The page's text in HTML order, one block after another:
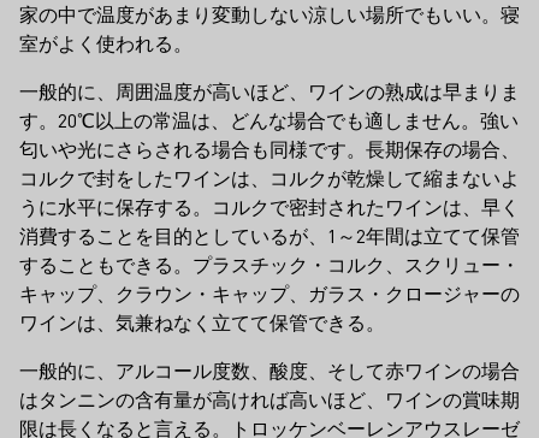
家の中で温度があまり変動しない涼しい場所でもいい。寝
室がよく使われる。
一般的に、周囲温度が高いほど、ワインの熟成は早まりま
す。20℃以上の常温は、どんな場合でも適しません。強い
匂いや光にさらされる場合も同様です。長期保存の場合、
コルクで封をしたワインは、コルクが乾燥して縮まないよ
うに水平に保存する。コルクで密封されたワインは、早く
消費することを目的としているが、1～2年間は立てて保管
することもできる。プラスチック・コルク、スクリュー・
キャップ、クラウン・キャップ、ガラス・クロージャーの
ワインは、気兼ねなく立てて保管できる。
一般的に、アルコール度数、酸度、そして赤ワインの場合
はタンニンの含有量が高ければ高いほど、ワインの賞味期
限は長くなると言える。トロッケンベーレンアウスレーゼ